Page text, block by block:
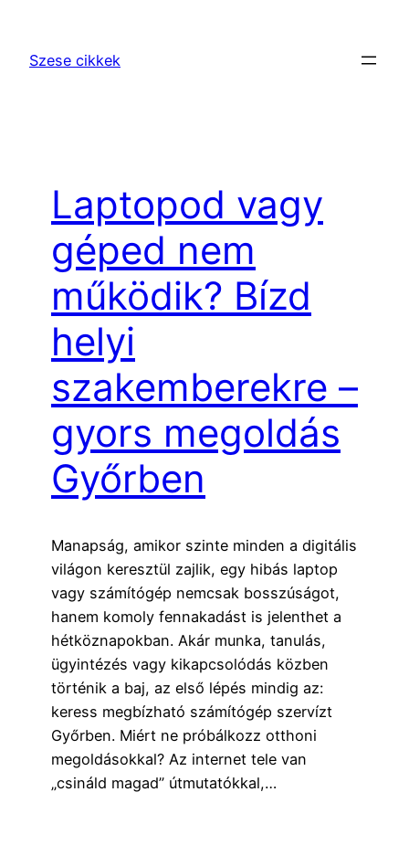
tartalomhoz
Szese cikkek
Laptopod vagy
géped nem
működik? Bízd
helyi
szakemberekre –
gyors megoldás
Győrben
Manapság, amikor szinte minden a digitális
világon keresztül zajlik, egy hibás laptop
vagy számítógép nemcsak bosszúságot,
hanem komoly fennakadást is jelenthet a
hétköznapokban. Akár munka, tanulás,
ügyintézés vagy kikapcsolódás közben
történik a baj, az első lépés mindig az:
keress megbízható számítógép szervízt
Győrben. Miért ne próbálkozz otthoni
megoldásokkal? Az internet tele van
„csináld magad” útmutatókkal,…